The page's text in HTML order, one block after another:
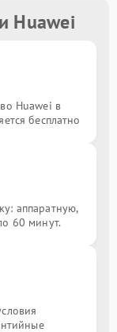
Huawei
Huawei в
бесплатно
аппаратную,
60 минут.